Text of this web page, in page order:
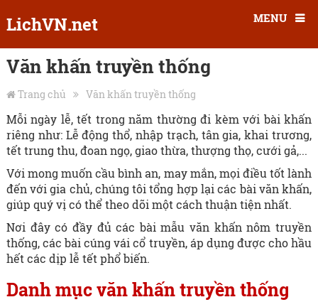
LichVN.net MENU
Văn khấn truyền thống
Trang chủ Văn khấn truyền thống
Mỗi ngày lễ, tết trong năm thường đi kèm với bài khấn
riêng như: Lễ động thổ, nhập trạch, tân gia, khai trương,
tết trung thu, đoan ngọ, giao thừa, thượng thọ, cưới gả,...
Với mong muốn cầu bình an, may mắn, mọi điều tốt lành
đến với gia chủ, chúng tôi tổng hợp lại các bài văn khấn,
giúp quý vị có thể theo dõi một cách thuận tiện nhất.
Nơi đây có đầy đủ các bài mẫu văn khấn nôm truyền
thống, các bài cúng vái cổ truyền, áp dụng được cho hầu
hết các dịp lễ tết phổ biến.
Danh mục văn khấn truyền thống